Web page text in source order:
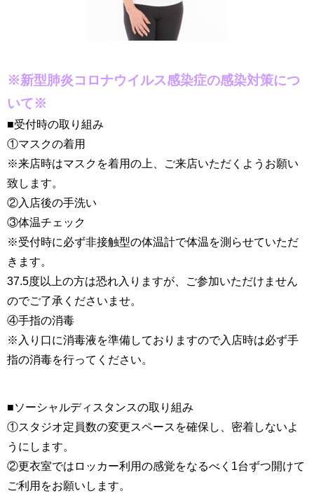
※新型肺炎コロナウイルス感染症の感染対策につ
いて※
■受付時の取り組み
①マスクの着用
※来店時はマスクを着用の上、ご来店いただくようお願い
致します。
②入店後の手洗い
③体温チェック
※受付時に必ず非接触型の体温計で体温を測らせていただ
きます。
37.5度以上の方は恐れ入りますが、ご参加いただけません
のでご了承くださいませ。
④手指の消毒
※入り口に消毒液を準備しておりますので入店時は必ず手
指の消毒を行ってください。
■ソーシャルディスタンスの取り組み
①スタジオ定員数の変更スペースを確保し、密着しないよ
うにします。
②更衣室ではロッカー利用の感覚をなるべく1台ずつ開けて
ご利用をお願いします。